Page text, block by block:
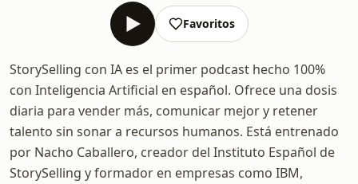
Favoritos
StorySelling con IA es el primer podcast hecho 100%
con Inteligencia Artificial en español. Ofrece una dosis
diaria para vender más, comunicar mejor y retener
talento sin sonar a recursos humanos. Está entrenado
por Nacho Caballero, creador del Instituto Español de
StorySelling y formador en empresas como IBM,